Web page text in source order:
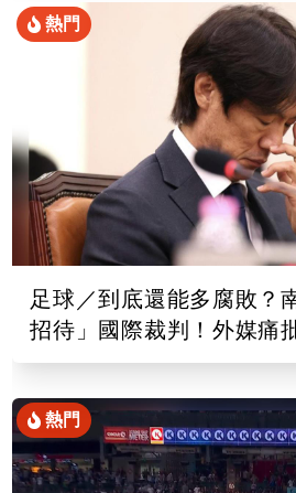
熱門
足球／到底還能多腐敗？
招待」國際裁判！外媒痛
去
熱門